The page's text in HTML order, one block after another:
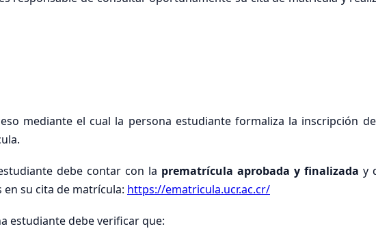
mediante el cual la persona estudiante formaliza la inscripción
debe contar con la prematrícula aprobada y finalizada y
su cita de matrícula: https://ematricula.ucr.ac.cr/
estudiante debe verificar que: